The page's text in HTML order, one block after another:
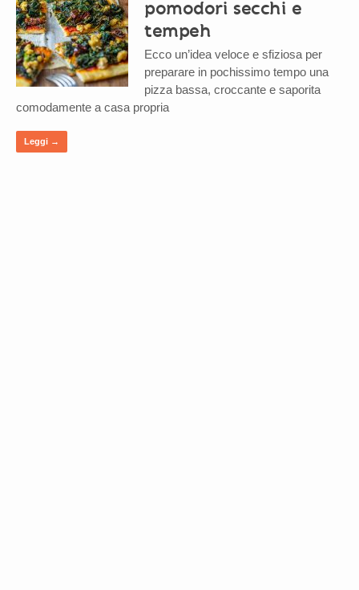
pomodori secchi e
tempeh
Ecco un’idea veloce e sfiziosa per
preparare in pochissimo tempo una
pizza bassa, croccante e saporita
comodamente a casa propria
Leggi →